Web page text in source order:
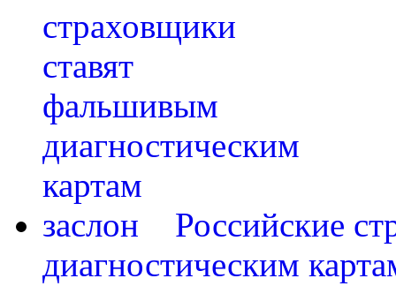
Российские
диагностическим